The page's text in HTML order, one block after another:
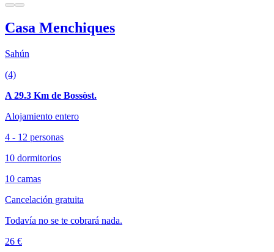
Casa Menchiques
Sahún
(4)
A 29.3 Km de Bossòst.
Alojamiento entero
4 - 12 personas
10 dormitorios
10 camas
Cancelación gratuita
Todavía no se te cobrará nada.
26 €